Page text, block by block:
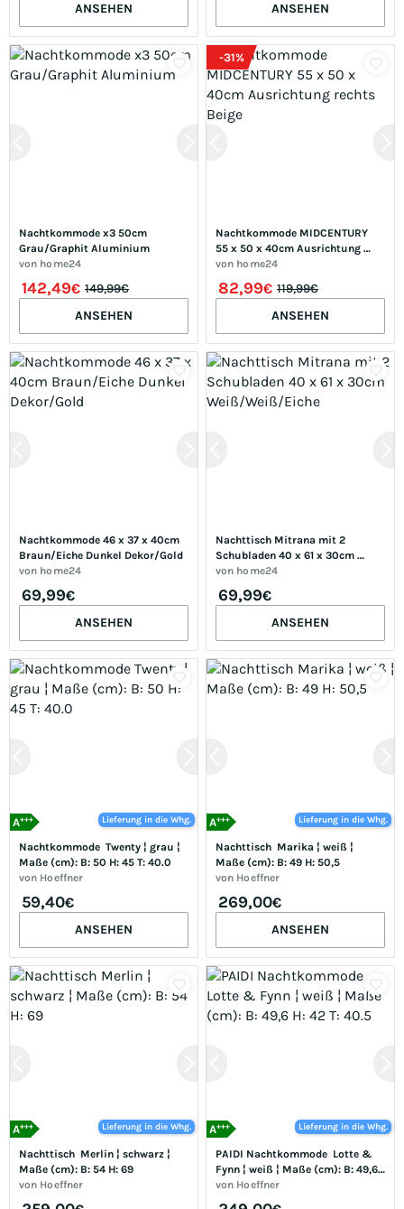
ANSEHEN ANSEHEN
Nachtkommode x3 50cm
Grau/Graphit Aluminium
von home24
142,49€ 149,99€
ANSEHEN
-31%
Nachtkommode MIDCENTURY
55 x 50 x 40cm Ausrichtung
rechts Beige
von home24
82,99€ 119,99€
ANSEHEN
Nachtkommode 46 x 37 x 40cm
Braun/Eiche Dunkel Dekor/Gold
von home24
69,99€
ANSEHEN
Nachttisch Mitrana mit 2
Schubladen 40 x 61 x 30cm
Weiß/Weiß/Eiche
von home24
69,99€
ANSEHEN
Lieferung in die Whg.
A+++
Nachtkommode  Twenty ¦ grau ¦
Maße (cm): B: 50 H: 45 T: 40.0
von Hoeffner
59,40€
ANSEHEN
Lieferung in die Whg.
A+++
Nachttisch  Marika ¦ weiß ¦
Maße (cm): B: 49 H: 50,5
von Hoeffner
269,00€
ANSEHEN
Lieferung in die Whg.
A+++
Nachttisch  Merlin ¦ schwarz ¦
Maße (cm): B: 54 H: 69
von Hoeffner
Lieferung in die Whg.
A+++
PAIDI Nachtkommode  Lotte &
Fynn ¦ weiß ¦ Maße (cm): B: 49,6
H: 42 T: 40.5
von Hoeffner